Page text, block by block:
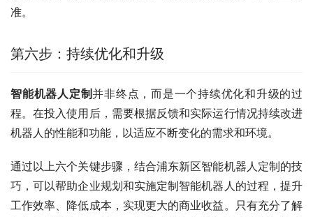
准。
第六步：持续优化和升级
智能机器人定制并非终点，而是一个持续优化和升级的过
程。在投入使用后，需要根据反馈和实际运行情况持续改进
机器人的性能和功能，以适应不断变化的需求和环境。
通过以上六个关键步骤，结合浦东新区智能机器人定制的技
巧，可以帮助企业规划和实施定制智能机器人的过程，提升
工作效率、降低成本，实现更大的商业收益。只有充分了解